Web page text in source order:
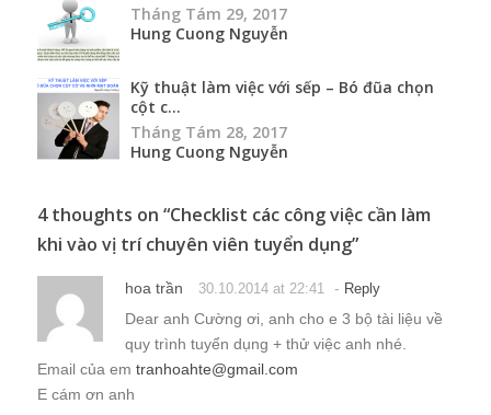
Tháng Tám 29, 2017
Hung Cuong Nguyễn
Kỹ thuật làm việc với sếp – Bó đũa chọn
cột c...
Tháng Tám 28, 2017
Hung Cuong Nguyễn
4 thoughts on “Checklist các công việc cần làm
khi vào vị trí chuyên viên tuyển dụng”
hoa trần 30.10.2014 at 22:41 - Reply
Dear anh Cường ơi, anh cho e 3 bộ tài liệu về
quy trình tuyển dụng + thử việc anh nhé.
Email của em tranhoahte@gmail.com
E cám ơn anh